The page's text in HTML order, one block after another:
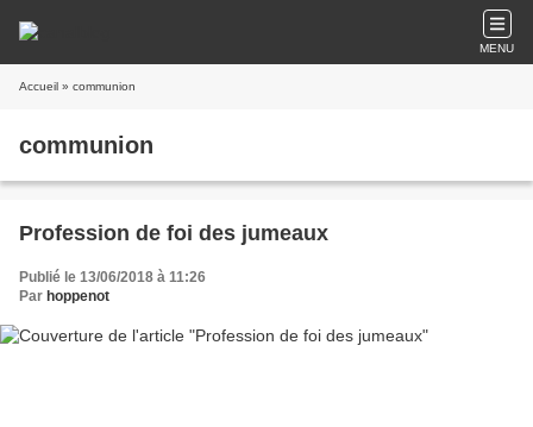
MENU
Accueil » communion
communion
Profession de foi des jumeaux
Publié le 13/06/2018 à 11:26
Par hoppenot